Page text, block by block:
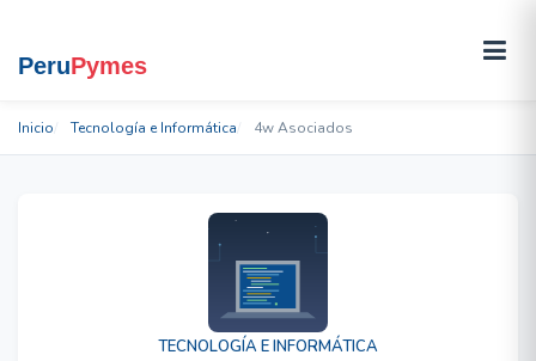
Inicio Tecnología e Informática 4w Asociados
TECNOLOGÍA E INFORMÁTICA